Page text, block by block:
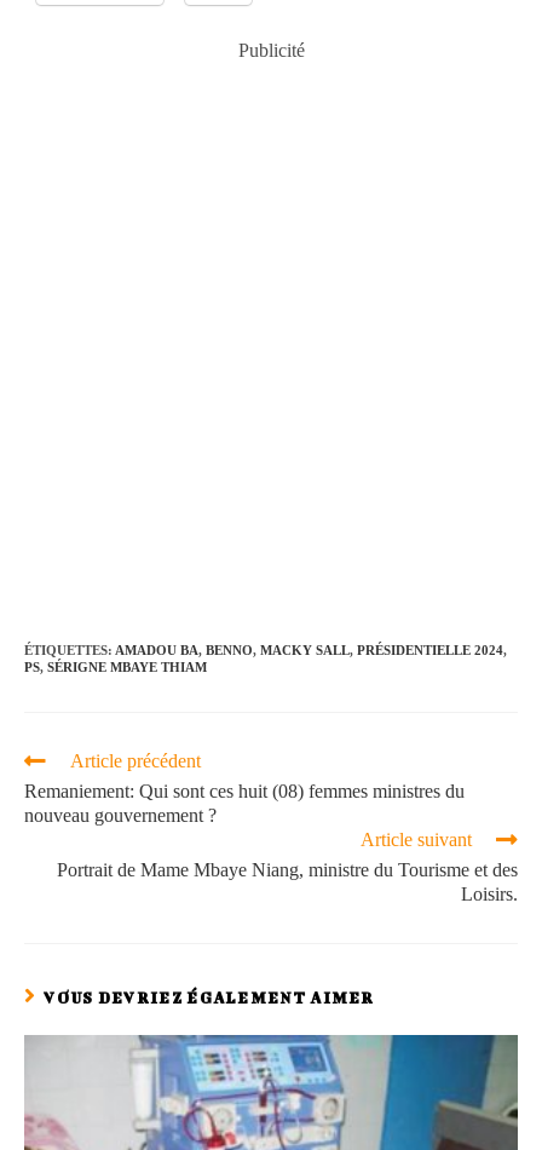
Publicité
ÉTIQUETTES: AMADOU BA, BENNO, MACKY SALL, PRÉSIDENTIELLE 2024,
PS, SÉRIGNE MBAYE THIAM
Article précédent
Remaniement: Qui sont ces huit (08) femmes ministres du
nouveau gouvernement ?
Article suivant
Portrait de Mame Mbaye Niang, ministre du Tourisme et des
Loisirs.
VOUS DEVRIEZ ÉGALEMENT AIMER